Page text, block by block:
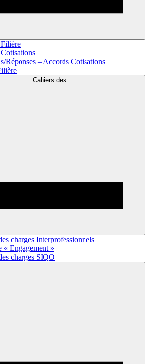
Réponses – Accords Cotisations
Cahiers des
charges Interprofessionnels
« Engagement »
charges SIQO